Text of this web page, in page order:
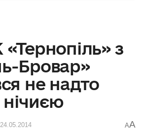
з
Бровар»
не надто
24.05.2014 AA